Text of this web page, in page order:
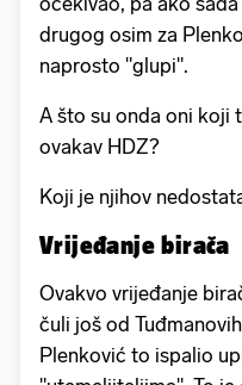
drugog osim za
naprosto "glupi".
A što su onda oni koji
ovakav HDZ?
Koji je njihov
Vrijeđanje birača
Ovakvo vrijeđanje
čuli još od
Plenković to ispalio